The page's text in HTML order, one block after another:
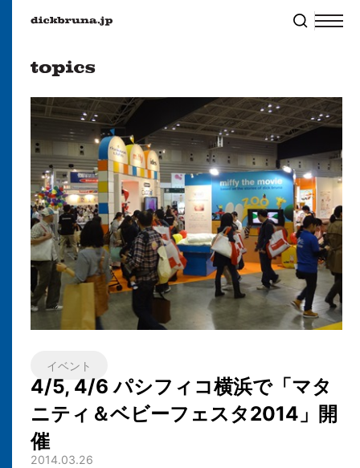
イベント
4/5, 4/6 パシフィコ横浜で「マタ
ニティ＆ベビーフェスタ2014」開
催
2014.03.26